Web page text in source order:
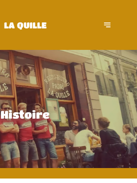
LA QUILLE
Histoire